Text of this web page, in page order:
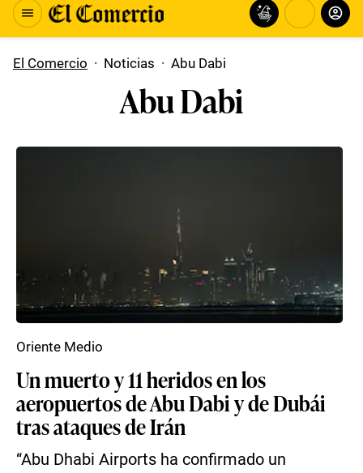
El Comercio · Noticias · Abu Dabi
Abu Dabi
Un muerto y 11 heridos en los
aeropuertos de Abu Dabi y de Dubái
tras ataques de Irán
“Abu Dhabi Airports ha confirmado un
Oriente Medio